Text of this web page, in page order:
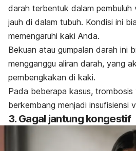
darah terbentuk dalam
jauh di dalam tubuh. Kondisi ini
memengaruhi kaki Anda.
Bekuan atau gumpalan darah ini
mengganggu aliran darah, yang
pembengkakan di kaki.
Pada beberapa kasus, trombosis
berkembang menjadi insufisiensi
3. Gagal jantung kongestif